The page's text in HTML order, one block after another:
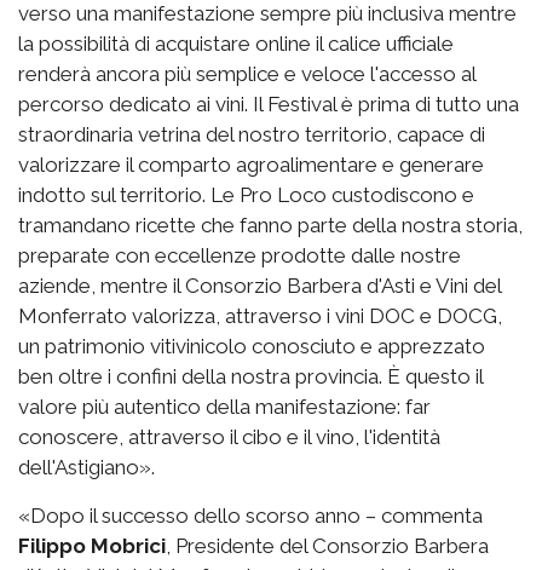
verso una manifestazione sempre più inclusiva mentre
la possibilità di acquistare online il calice ufficiale
renderà ancora più semplice e veloce l'accesso al
percorso dedicato ai vini. Il Festival è prima di tutto una
straordinaria vetrina del nostro territorio, capace di
valorizzare il comparto agroalimentare e generare
indotto sul territorio. Le Pro Loco custodiscono e
tramandano ricette che fanno parte della nostra storia,
preparate con eccellenze prodotte dalle nostre
aziende, mentre il Consorzio Barbera d'Asti e Vini del
Monferrato valorizza, attraverso i vini DOC e DOCG,
un patrimonio vitivinicolo conosciuto e apprezzato
ben oltre i confini della nostra provincia. È questo il
valore più autentico della manifestazione: far
conoscere, attraverso il cibo e il vino, l'identità
dell'Astigiano».
«Dopo il successo dello scorso anno – commenta
Filippo Mobrici, Presidente del Consorzio Barbera